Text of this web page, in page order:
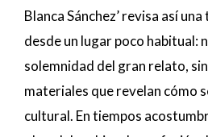
Blanca Sánchez’ revisa así
desde un lugar poco habitual:
solemnidad del gran relato,
materiales que revelan cómo
cultural. En tiempos